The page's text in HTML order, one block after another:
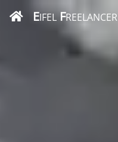
EIFELFREELANCER